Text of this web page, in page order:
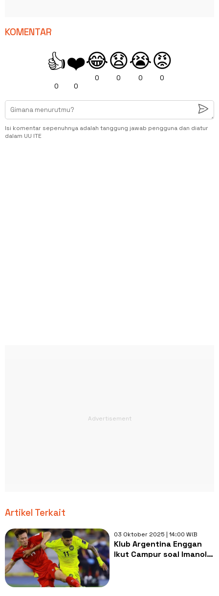
KOMENTAR
👍
0
❤️
0
😂
0
😧
0
😭
0
😡
0
Isi komentar sepenuhnya adalah tanggung jawab pengguna dan diatur
dalam UU ITE
Artikel Terkait
03 Oktober 2025 | 14:00 WIB
Klub Argentina Enggan
Ikut Campur soal Imanol